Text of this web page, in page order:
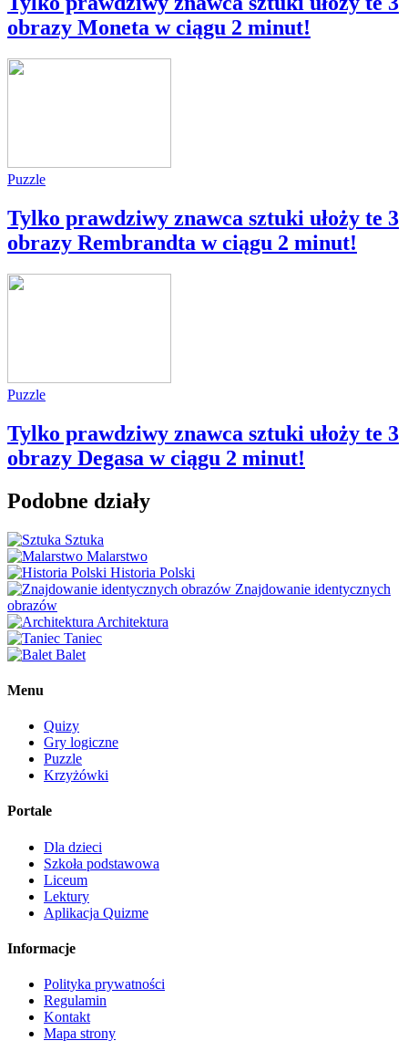
obrazy Moneta w ciągu 2 minut!
Puzzle
Tylko prawdziwy znawca sztuki ułoży te 3
obrazy Rembrandta w ciągu 2 minut!
Puzzle
Tylko prawdziwy znawca sztuki ułoży te 3
obrazy Degasa w ciągu 2 minut!
Podobne działy
Sztuka
Malarstwo
Historia Polski
Znajdowanie identycznych
obrazów
Architektura
Taniec
Balet
Menu
Quizy
Gry logiczne
Puzzle
Krzyżówki
Portale
Dla dzieci
Szkoła podstawowa
Liceum
Lektury
Aplikacja Quizme
Informacje
Polityka prywatności
Regulamin
Kontakt
Mapa strony